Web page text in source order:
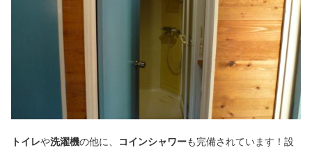
トイレや洗濯機の他に、 コインシャワーも完備されています！設